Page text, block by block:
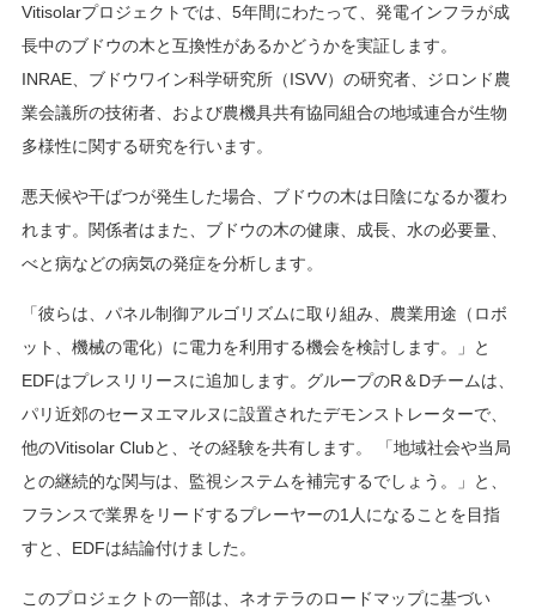
Vitisolarプロジェクトでは、5年間にわたって、発電インフラが成
長中のブドウの木と互換性があるかどうかを実証します。
INRAE、ブドウワイン科学研究所（ISVV）の研究者、ジロンド農
業会議所の技術者、および農機具共有協同組合の地域連合が生物
多様性に関する研究を行います。
悪天候や干ばつが発生した場合、ブドウの木は日陰になるか覆わ
れます。関係者はまた、ブドウの木の健康、成長、水の必要量、
べと病などの病気の発症を分析します。
「彼らは、パネル制御アルゴリズムに取り組み、農業用途（ロボ
ット、機械の電化）に電力を利用する機会を検討します。」と
EDFはプレスリリースに追加します。グループのR＆Dチームは、
パリ近郊のセーヌエマルヌに設置されたデモンストレーターで、
他のVitisolar Clubと、その経験を共有します。 「地域社会や当局
との継続的な関与は、監視システムを補完するでしょう。」と、
フランスで業界をリードするプレーヤーの1人になることを目指
すと、EDFは結論付けました。
このプロジェクトの一部は、ネオテラのロードマップに基づい